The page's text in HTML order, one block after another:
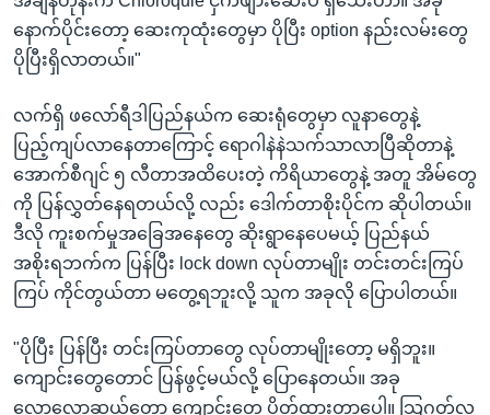
နောက်ပိုင်းတော့ ဆေးကုထုံးတွေမှာ ပိုပြီး option နည်းလမ်းတွေ
ပိုပြီးရှိလာတယ်။"
လက်ရှိ ဖလော်ရီဒါပြည်နယ်က ဆေးရုံတွေမှာ လူနာတွေနဲ့
ပြည့်ကျပ်လာနေတာကြောင့် ရောဂါနဲနဲသက်သာလာပြီဆိုတာနဲ့
အောက်စီဂျင် ၅ လီတာအထိပေးတဲ့ ကိရိယာတွေနဲ့ အတူ အိမ်တွေ
ကို ပြန်လွှတ်နေရတယ်လို့ လည်း ဒေါက်တာစိုးပိုင်က ဆိုပါတယ်။
ဒီလို ကူးစက်မှုအခြေအနေတွေ ဆိုးရွာနေပေမယ့် ပြည်နယ်
အစိုးရဘက်က ပြန်ပြီး lock down လုပ်တာမျိုး တင်းတင်းကြပ်
ကြပ် ကိုင်တွယ်တာ မတွေ့ရဘူးလို့ သူက အခုလို ပြောပါတယ်။
"ပိုပြီး ပြန်ပြီး တင်းကြပ်တာတွေ လုပ်တာမျိုးတော့ မရှိဘူး။
ကျောင်းတွေတောင် ပြန်ဖွင့်မယ်လို့ ပြောနေတယ်။ အခု
လောလောဆယ်တော့ ကျောင်းတွေ ပိတ်ထားတာပေါ့။ သြဂုတ်လ